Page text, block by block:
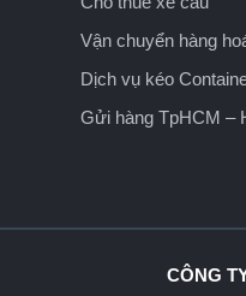
Vận chuyển hàng
Dịch vụ kéo
Gửi hàng TpHCM –
CÔNG